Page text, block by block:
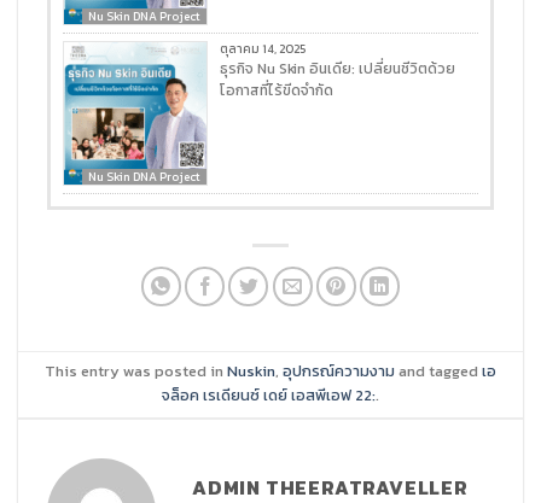
Nu Skin DNA Project
Nu Skin DNA Project
ตุลาคม 14, 2025
ธุรกิจ Nu Skin อินเดีย: เปลี่ยนชีวิตด้วย
โอกาสที่ไร้ขีดจำกัด
This entry was posted in Nuskin, อุปกรณ์ความงาม and tagged เอ
จล็อค เรเดียนซ์ เดย์ เอสพีเอฟ 22:.
ADMIN THEERATRAVELLER